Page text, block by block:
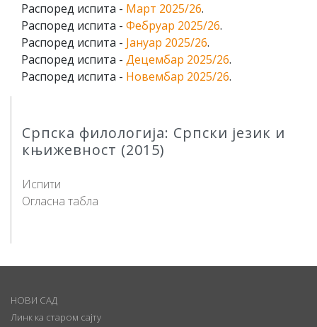
Српска филологија: Српски језик и
књижевност (2015)
Испити
Огласна табла
Распоред испита - Март 2025/26.
Распоред испита - Фебруар 2025/26.
Распоред испита - Јануар 2025/26.
Распоред испита - Децембар 2025/26.
Распоред испита - Новембар 2025/26.
НОВИ САД
Линк ка старом сајту